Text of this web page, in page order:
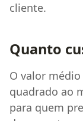
cliente.
Quanto
O valor
quadrado ao
para quem